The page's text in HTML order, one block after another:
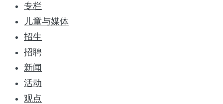
专栏
儿童与媒体
招生
招聘
新闻
活动
观点